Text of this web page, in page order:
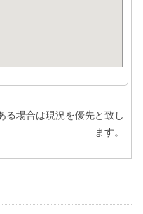
場合は現況を優先と致し
ます。